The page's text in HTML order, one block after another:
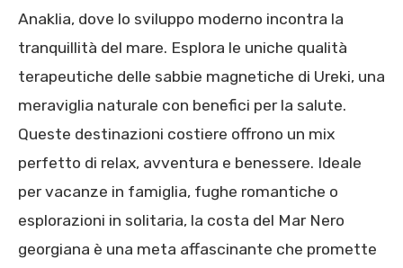
Anaklia, dove lo sviluppo moderno incontra la
tranquillità del mare. Esplora le uniche qualità
terapeutiche delle sabbie magnetiche di Ureki, una
meraviglia naturale con benefici per la salute.
Queste destinazioni costiere offrono un mix
perfetto di relax, avventura e benessere. Ideale
per vacanze in famiglia, fughe romantiche o
esplorazioni in solitaria, la costa del Mar Nero
georgiana è una meta affascinante che promette